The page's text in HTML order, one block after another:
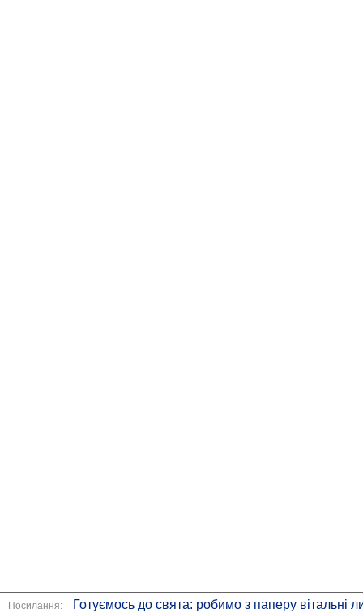
Посилання:
Готуємось до свята: робимо з паперу вітальні